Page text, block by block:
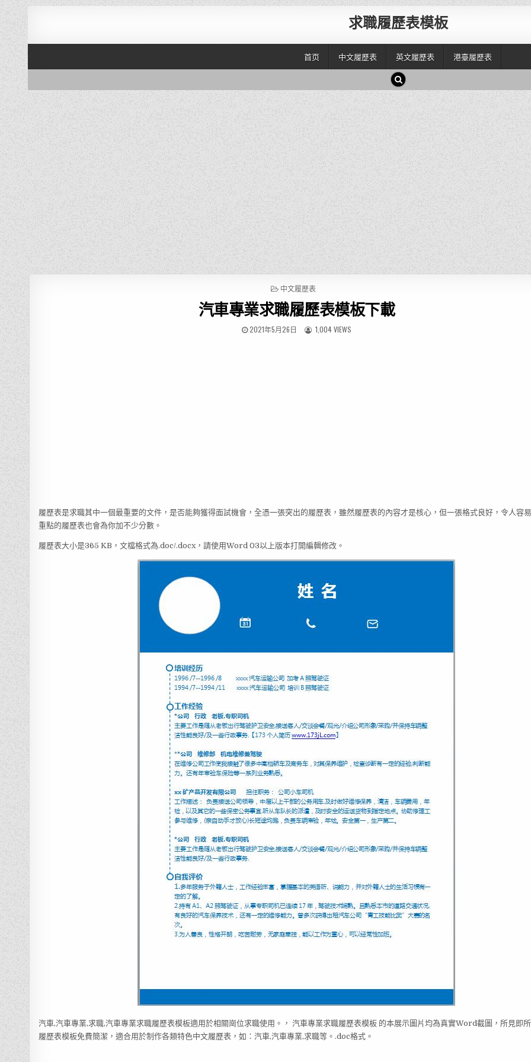
求職履歷表模板
首页 中文履歷表 英文履歷表 港臺履歷表
P
S
T
E
中文履歷表
汽車專業求職履歷表模板下載
2021年5月26日 1,004 VIEWS
履歷表是求職其中一個最重要的文件，是否能夠獲得面試機會，全憑一張突出的履歷表，雖然履歷表的內容才是核心，但一張格式良好，令人容
重點的履歷表也會為你加不少分數。
履歷表大小是365 KB，文檔格式為.doc/.docx，請使用Word 03以上版本打開編輯修改。
汽車,汽車專業,求職,汽車專業求職履歷表模板適用於相關崗位求職使用。， 汽車專業求職履歷表模板 的本展示圖片均為真實Word截圖，所見即
履歷表模板免費簡潔，適合用於制作各類特色中文履歷表，如：汽車,汽車專業,求職等。.doc格式。